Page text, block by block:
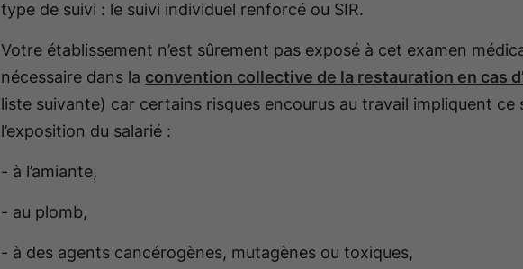
type de suivi : le suivi individuel renforcé ou SIR.
Votre établissement n’est sûrement pas exposé à cet examen
nécessaire dans la convention collective de la restauration en cas
liste suivante) car certains risques encourus au travail impliquent ce
l’exposition du salarié :
- à l’amiante,
- au plomb,
- à des agents cancérogènes, mutagènes ou toxiques,